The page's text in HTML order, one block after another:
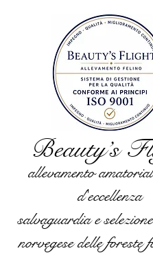
Beauty’s
allevamento
d'eccellenza
salvaguardia e
norvegese delle foreste